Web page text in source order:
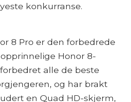
konkurranse.
8 Pro er den forbedrede
Honor 8-
alle de beste
og har brakt
en Quad HD-skjerm,